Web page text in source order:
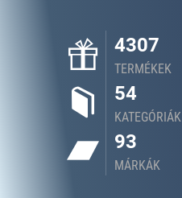
4307
TERMÉKEK
54
KATEGÓRIÁK
93
MÁRKÁK